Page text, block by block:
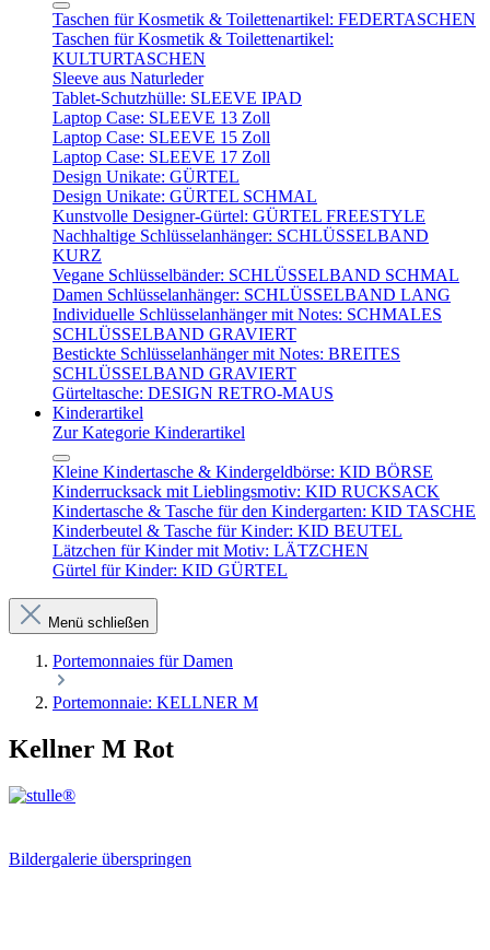
Taschen für Kosmetik & Toilettenartikel: FEDERTASCHEN
Taschen für Kosmetik & Toilettenartikel:
KULTURTASCHEN
Sleeve aus Naturleder
Tablet-Schutzhülle: SLEEVE IPAD
Laptop Case: SLEEVE 13 Zoll
Laptop Case: SLEEVE 15 Zoll
Laptop Case: SLEEVE 17 Zoll
Design Unikate: GÜRTEL
Design Unikate: GÜRTEL SCHMAL
Kunstvolle Designer-Gürtel: GÜRTEL FREESTYLE
Nachhaltige Schlüsselanhänger: SCHLÜSSELBAND
KURZ
Vegane Schlüsselbänder: SCHLÜSSELBAND SCHMAL
Damen Schlüsselanhänger: SCHLÜSSELBAND LANG
Individuelle Schlüsselanhänger mit Notes: SCHMALES
SCHLÜSSELBAND GRAVIERT
Bestickte Schlüsselanhänger mit Notes: BREITES
SCHLÜSSELBAND GRAVIERT
Gürteltasche: DESIGN RETRO-MAUS
Kinderartikel
Zur Kategorie Kinderartikel
Kleine Kindertasche & Kindergeldbörse: KID BÖRSE
Kinderrucksack mit Lieblingsmotiv: KID RUCKSACK
Kindertasche & Tasche für den Kindergarten: KID TASCHE
Kinderbeutel & Tasche für Kinder: KID BEUTEL
Lätzchen für Kinder mit Motiv: LÄTZCHEN
Gürtel für Kinder: KID GÜRTEL
Menü schließen
Portemonnaies für Damen
Portemonnaie: KELLNER M
Kellner M Rot
Bildergalerie überspringen